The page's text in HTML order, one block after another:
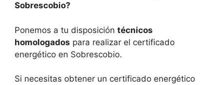
Sobrescobio?
Ponemos a tu disposición técnicos
homologados para realizar el certificado
energético en Sobrescobio.
Si necesitas obtener un certificado energético